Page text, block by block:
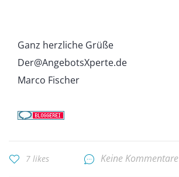
Ganz herzliche Grüße
Der@AngebotsXperte.de
Marco Fischer
7 likes Keine Kommentare